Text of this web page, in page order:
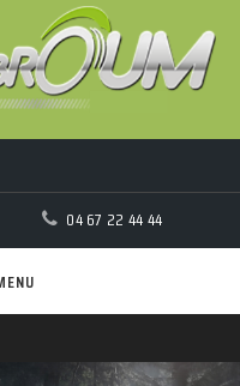
04 67 22 44 44